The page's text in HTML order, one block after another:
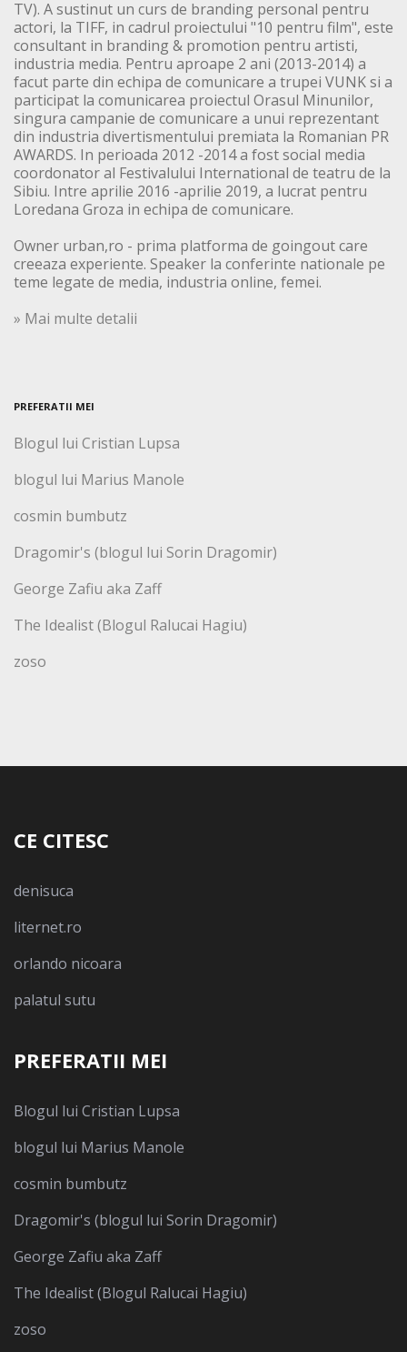
TV). A sustinut un curs de branding personal pentru
actori, la TIFF, in cadrul proiectului "10 pentru film", este
consultant in branding & promotion pentru artisti,
industria media. Pentru aproape 2 ani (2013-2014) a
facut parte din echipa de comunicare a trupei VUNK si a
participat la comunicarea proiectul Orasul Minunilor,
singura campanie de comunicare a unui reprezentant
din industria divertismentului premiata la Romanian PR
AWARDS. In perioada 2012 -2014 a fost social media
coordonator al Festivalului International de teatru de la
Sibiu. Intre aprilie 2016 -aprilie 2019, a lucrat pentru
Loredana Groza in echipa de comunicare.
Owner urban,ro - prima platforma de goingout care
creeaza experiente. Speaker la conferinte nationale pe
teme legate de media, industria online, femei.
» Mai multe detalii
PREFERATII MEI
Blogul lui Cristian Lupsa
blogul lui Marius Manole
cosmin bumbutz
Dragomir's (blogul lui Sorin Dragomir)
George Zafiu aka Zaff
The Idealist (Blogul Ralucai Hagiu)
zoso
CE CITESC
denisuca
liternet.ro
orlando nicoara
palatul sutu
PREFERATII MEI
Blogul lui Cristian Lupsa
blogul lui Marius Manole
cosmin bumbutz
Dragomir's (blogul lui Sorin Dragomir)
George Zafiu aka Zaff
The Idealist (Blogul Ralucai Hagiu)
zoso